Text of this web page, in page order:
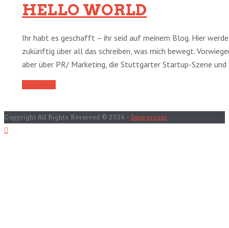
HELLO WORLD
Ihr habt es geschafft – ihr seid auf meinem Blog. Hier
zukünftig über all das schreiben, was mich bewegt.
aber über PR/ Marketing, die Stuttgarter Startup-Szene und
Copyright All Rights Reserved © 2024 - Impressum